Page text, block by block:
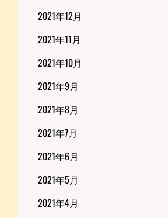
2021年12月
2021年11月
2021年10月
2021年9月
2021年8月
2021年7月
2021年6月
2021年5月
2021年4月